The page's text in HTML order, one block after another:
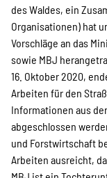
des Waldes, ein
Organisationen) hat
Vorschläge an das
sowie MBJ
16. Oktober 2020,
Arbeiten für den
Informationen aus
abgeschlossen
und Forstwirtschaft
Arbeiten ausreicht,